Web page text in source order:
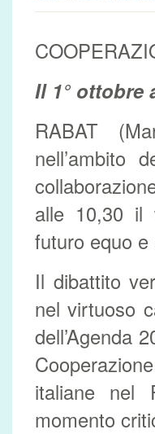
Il 1° ottobre
RABAT
nell’ambito
alle 10,30 il
futuro equo e
Il dibattito
nel virtuoso
dell’Agenda
italiane nel
momento